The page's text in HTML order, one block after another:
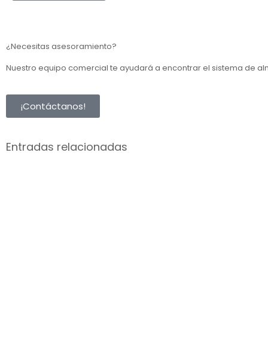
¿Necesitas asesoramiento?
Nuestro equipo comercial te ayudará a encontrar el sistema de
¡Contáctanos!
Entradas relacionadas